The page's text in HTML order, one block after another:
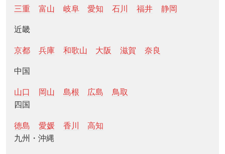
三重 富山 岐阜 愛知 石川 福井 静岡
近畿
京都 兵庫 和歌山 大阪 滋賀 奈良
中国
山口 岡山 島根 広島
鳥取
四国
徳島 愛媛 香川
高知
九州・沖縄